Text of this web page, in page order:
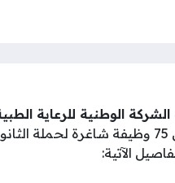
الوطنية للرعاية
أكثر من 75 وظيفة شاغرة
الآتية: